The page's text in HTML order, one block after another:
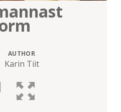
AUTHOR
Karin Tiit